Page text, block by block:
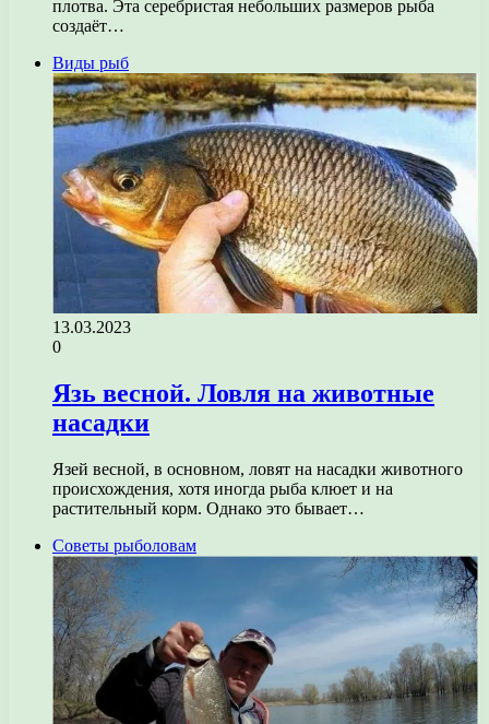
плотва. Эта серебристая небольших размеров рыба
создаёт…
Виды рыб
13.03.2023
0
Язь весной. Ловля на животные
насадки
Язей весной, в основном, ловят на насадки животного
происхождения, хотя иногда рыба клюет и на
растительный корм. Однако это бывает…
Советы рыболовам